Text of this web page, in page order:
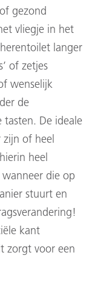
gezond
vliegje in het
langer
of zetjes
wenselijk
de
tasten. De ideale
zijn of heel
heel
wanneer die op
stuurt en
kant
zorgt voor een